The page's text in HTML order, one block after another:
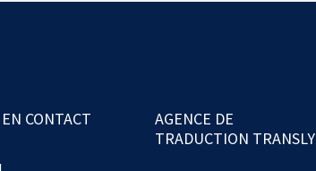
CONTACT
AGENCE DE
TRADUCTION TRANSLY